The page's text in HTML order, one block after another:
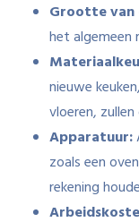
Grootte van
het algemeen
nieuwe
vloeren,
Apparatuur:
zoals een
rekening